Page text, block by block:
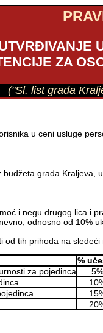
ZA
("Sl. list grada
u ceni usluge
grada
i negu drugog lica
odnosno od 10%
od tih prihoda na sledeći
%
za pojedinca
5%